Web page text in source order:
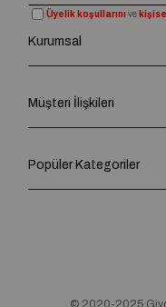
Üyelik koşullarını ve
Kurumsal
Müşteri İlişkileri
Popüler Kategoriler